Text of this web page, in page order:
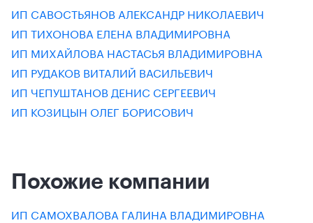
ИП САВОСТЬЯНОВ АЛЕКСАНДР НИКОЛАЕВИЧ
ИП ТИХОНОВА ЕЛЕНА ВЛАДИМИРОВНА
ИП МИХАЙЛОВА НАСТАСЬЯ ВЛАДИМИРОВНА
ИП РУДАКОВ ВИТАЛИЙ ВАСИЛЬЕВИЧ
ИП ЧЕПУШТАНОВ ДЕНИС СЕРГЕЕВИЧ
ИП КОЗИЦЫН ОЛЕГ БОРИСОВИЧ
Похожие компании
ИП САМОХВАЛОВА ГАЛИНА ВЛАДИМИРОВНА